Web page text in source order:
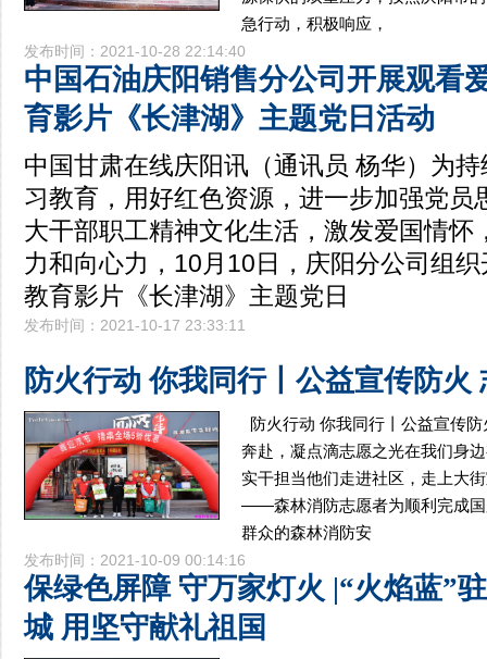
急行动，积极响应，
发布时间：2021-10-28 22:14:40
中国石油庆阳销售分公司开展观看
育影片《长津湖》主题党日活动
中国甘肃在线庆阳讯（通讯员 杨华）为
习教育，用好红色资源，进一步加强党员
大干部职工精神文化生活，激发爱国情怀
力和向心力，10月10日，庆阳分公司组
教育影片《长津湖》主题党日
发布时间：2021-10-17 23:33:11
防火行动 你我同行丨公益宣传防火
防火行动 你我同行丨公益宣传
奔赴，凝点滴志愿之光在我们身
实干担当他们走进社区，走上大
——森林消防志愿者为顺利完成国
群众的森林消防安
发布时间：2021-10-09 00:14:16
保绿色屏障 守万家灯火 |“火焰蓝”
城 用坚守献礼祖国